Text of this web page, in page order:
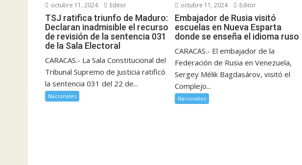
octubre 11, 2024 Editor
TSJ ratifica triunfo de Maduro:
Declaran inadmisible el recurso
de revisión de la sentencia 031
de la Sala Electoral
CARACAS.- La Sala Constitucional del
Tribunal Supremo de Justicia ratificó
la sentencia 031 del 22 de...
Nacionales
octubre 11, 2024 Editor
Embajador de Rusia visitó
escuelas en Nueva Esparta
donde se enseña el idioma ruso
CARACAS.- El embajador de la
Federación de Rusia en Venezuela,
Sergey Mélik Bagdasárov, visitó el
Complejo...
Nacionales